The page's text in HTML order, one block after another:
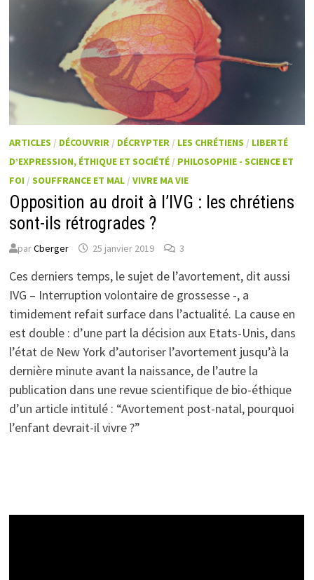
ARTICLES / DÉCOUVRIR / DÉCRYPTER / LES CHRÉTIENS / LIBERTÉ
D’EXPRESSION, ÉTHIQUE ET SOCIÉTÉ / PHILOSOPHIE - SCIENCE ET
FOI /SOUFFRANCE ET MAL /VIVRE MA VIE
Opposition au droit à l’IVG : les chrétiens
sont-ils rétrogrades ?
parCberger 25 janvier 2019 3
Ces derniers temps, le sujet de l’avortement, dit aussi
IVG – Interruption volontaire de grossesse -, a
timidement refait surface dans l’actualité. La cause en
est double : d’une part la décision aux Etats-Unis, dans
l’état de New York d’autoriser l’avortement jusqu’à la
dernière minute avant la naissance, de l’autre la
publication dans une revue scientifique de bio-éthique
d’un article intitulé : “Avortement post-natal, pourquoi
l’enfant devrait-il vivre ?”